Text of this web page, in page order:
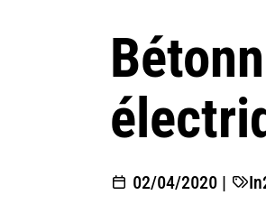
02/04/2020 |